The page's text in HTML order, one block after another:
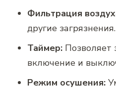
Фильтрация
другие загрязнения.
Таймер: Позволяет
включение и
Режим осушения: